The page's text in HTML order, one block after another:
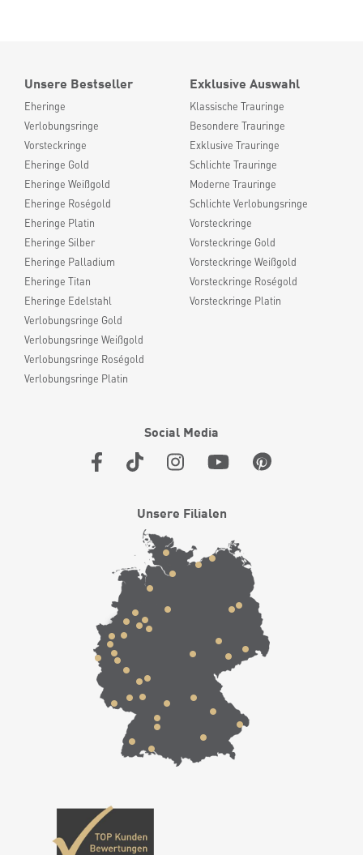
Unsere Bestseller
Eheringe
Verlobungsringe
Vorsteckringe
Eheringe Gold
Eheringe Weißgold
Eheringe Roségold
Eheringe Platin
Eheringe Silber
Eheringe Palladium
Eheringe Titan
Eheringe Edelstahl
Verlobungsringe Gold
Verlobungsringe Weißgold
Verlobungsringe Roségold
Verlobungsringe Platin
Exklusive Auswahl
Klassische Trauringe
Besondere Trauringe
Exklusive Trauringe
Schlichte Trauringe
Moderne Trauringe
Schlichte Verlobungsringe
Vorsteckringe
Vorsteckringe Gold
Vorsteckringe Weißgold
Vorsteckringe Roségold
Vorsteckringe Platin
Social Media
Unsere Filialen